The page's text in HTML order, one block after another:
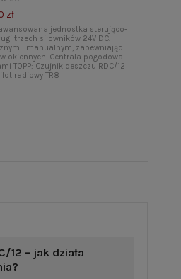
zł
jednostka sterująco-
trzech siłowników 24V DC.
i manualnym, zapewniając
okiennych. Centrala pogodowa
TOPP: Czujnik deszczu RDC/12
radiowy TR8
12 – jak działa